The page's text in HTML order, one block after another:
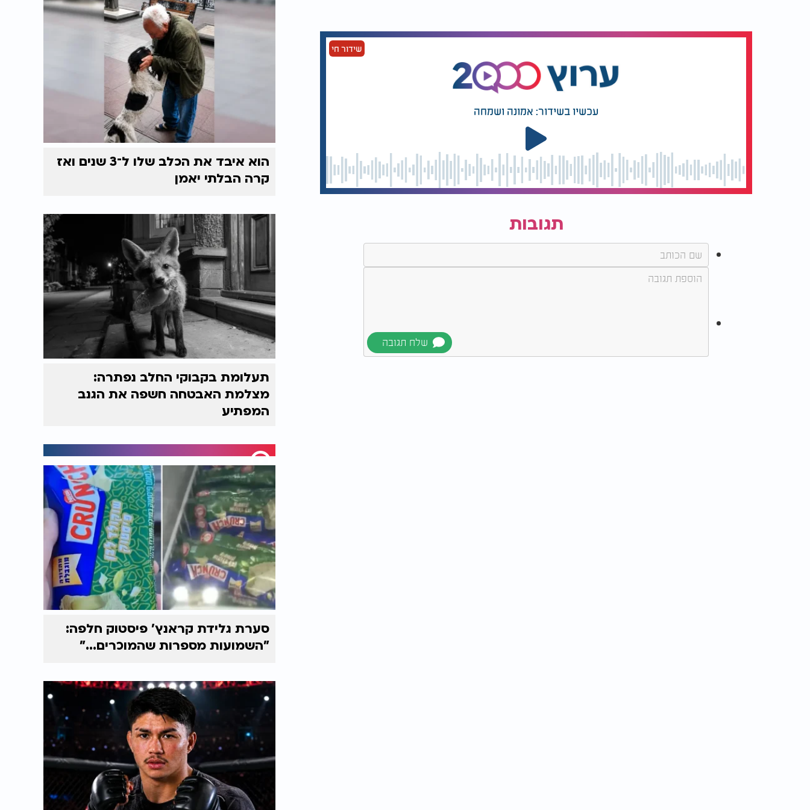
שידור חי
עכשיו בשידור: אמונה ושמחה
תגובות
הוא איבד את הכלב שלו ל־3 שנים ואז
קרה הבלתי יאמן
תעלומת בקבוקי החלב נפתרה:
מצלמת האבטחה חשפה את הגנב
המפתיע
סערת גלידת קראנץ' פיסטוק חלפה:
"השמועות מספרות שהמוכרים..."